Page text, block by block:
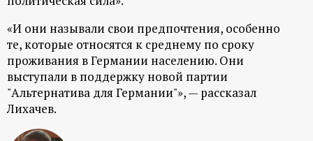
«И они называли свои предпочтения, особенно
те, которые относятся к среднему по сроку
проживания в Германии населению. Они
выступали в поддержку новой партии
"Альтернатива для Германии"», — рассказал
Лихачев.